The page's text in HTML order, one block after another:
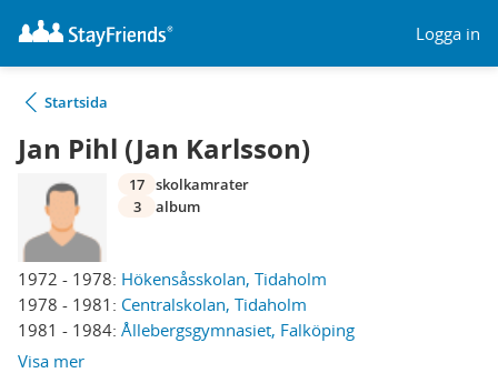
Logga in
Startsida
Jan Pihl (Jan Karlsson)
1972 - 1978: Hökensåsskolan, Tidaholm
1978 - 1981: Centralskolan, Tidaholm
1981 - 1984: Ållebergsgymnasiet, Falköping
Visa mer
17 skolkamrater
3
album